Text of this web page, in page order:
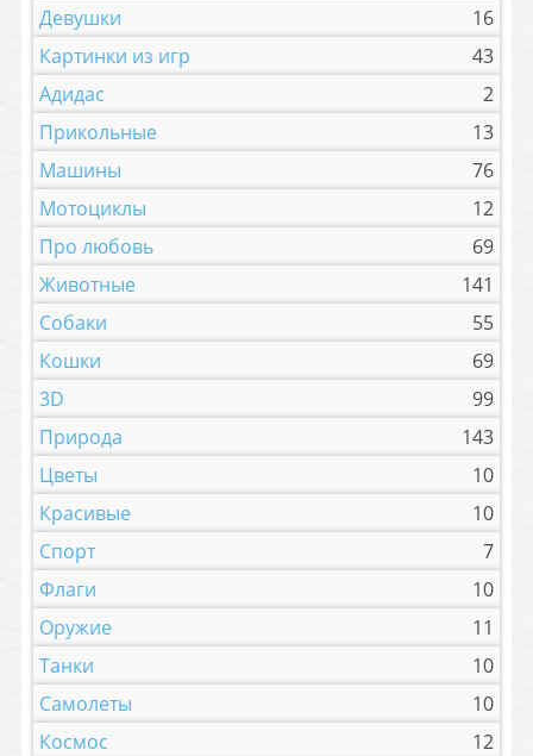
Девушки
16
Картинки из игр
43
Адидас
2
Прикольные
13
Машины
76
Мотоциклы
12
Про любовь
69
Животные
141
Собаки
55
Кошки
69
3D
99
Природа
143
Цветы
10
Красивые
10
Спорт
7
Флаги
10
Оружие
11
Танки
10
Самолеты
10
Космос
12